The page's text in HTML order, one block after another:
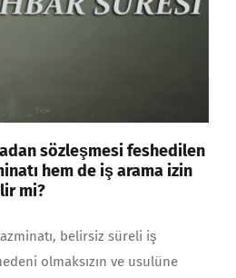
sözleşmesi feshedilen
hem de iş arama izin
mi?
belirsiz süreli iş
olmaksızın ve usulüne